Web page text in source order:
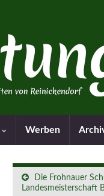
Werben
Die Frohnauer
Landesmeisterschaft